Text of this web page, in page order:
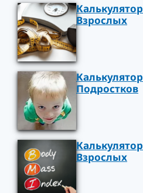
Взрослых
Подростков
Взрослых